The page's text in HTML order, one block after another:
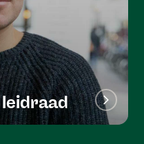
leidraad